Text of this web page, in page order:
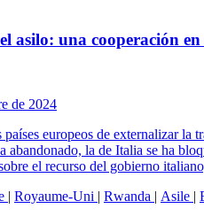
asilo: una cooperación
de 2024
países europeos de externalizar
abandonado, la de Italia se ha
el recurso del gobierno
| Royaume-Uni | Rwanda | Asile |